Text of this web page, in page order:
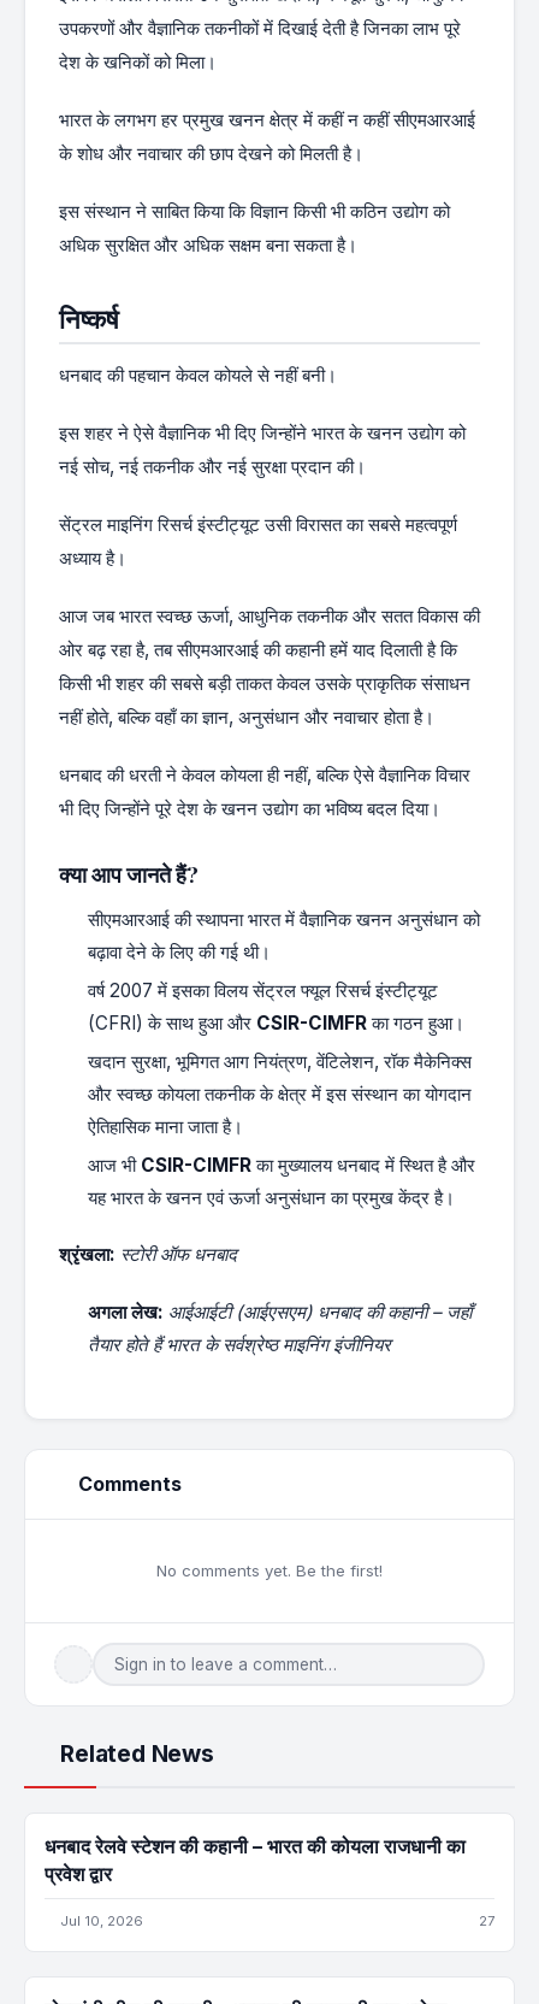
उपकरणों और वैज्ञानिक तकनीकों में दिखाई देती है जिनका लाभ पूरे
देश के खनिकों को मिला।
भारत के लगभग हर प्रमुख खनन क्षेत्र में कहीं न कहीं सीएमआरआई
के शोध और नवाचार की छाप देखने को मिलती है।
इस संस्थान ने साबित किया कि विज्ञान किसी भी कठिन उद्योग को
अधिक सुरक्षित और अधिक सक्षम बना सकता है।
निष्कर्ष
धनबाद की पहचान केवल कोयले से नहीं बनी।
इस शहर ने ऐसे वैज्ञानिक भी दिए जिन्होंने भारत के खनन उद्योग को
नई सोच, नई तकनीक और नई सुरक्षा प्रदान की।
सेंट्रल माइनिंग रिसर्च इंस्टीट्यूट उसी विरासत का सबसे महत्वपूर्ण
अध्याय है।
आज जब भारत स्वच्छ ऊर्जा, आधुनिक तकनीक और सतत विकास की
ओर बढ़ रहा है, तब सीएमआरआई की कहानी हमें याद दिलाती है कि
किसी भी शहर की सबसे बड़ी ताकत केवल उसके प्राकृतिक संसाधन
नहीं होते, बल्कि वहाँ का ज्ञान, अनुसंधान और नवाचार होता है।
धनबाद की धरती ने केवल कोयला ही नहीं, बल्कि ऐसे वैज्ञानिक विचार
भी दिए जिन्होंने पूरे देश के खनन उद्योग का भविष्य बदल दिया।
क्या आप जानते हैं?
सीएमआरआई की स्थापना भारत में वैज्ञानिक खनन अनुसंधान को
बढ़ावा देने के लिए की गई थी।
वर्ष 2007 में इसका विलय सेंट्रल फ्यूल रिसर्च इंस्टीट्यूट
(CFRI) के साथ हुआ और CSIR-CIMFRका गठन हुआ।
खदान सुरक्षा, भूमिगत आग नियंत्रण, वेंटिलेशन, रॉक मैकेनिक्स
और स्वच्छ कोयला तकनीक के क्षेत्र में इस संस्थान का योगदान
ऐतिहासिक माना जाता है।
आज भी CSIR-CIMFRका मुख्यालय धनबाद में स्थित है और
यह भारत के खनन एवं ऊर्जा अनुसंधान का प्रमुख केंद्र है।
श्रृंखला: स्टोरी ऑफ धनबाद
अगला लेख: आईआईटी (आईएसएम) धनबाद की कहानी – जहाँ
तैयार होते हैं भारत के सर्वश्रेष्ठ माइनिंग इंजीनियर
Comments
No comments yet. Be the first!
Sign in to leave a comment…
Related News
STORY